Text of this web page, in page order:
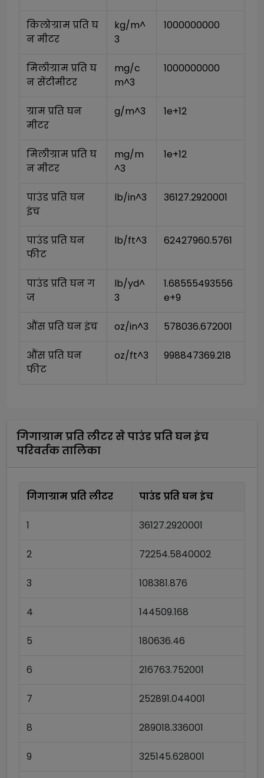
किलोग्राम प्रति घ
न मीटर
kg/m^
3
1000000000
मिलीग्राम प्रति घ
न सेंटीमीटर
mg/c
m^3
1000000000
ग्राम प्रति घन
मीटर
g/m^3 1e+12
मिलीग्राम प्रति घ
न मीटर
mg/m
^3
1e+12
पाउंड प्रति घन
इंच
lb/in^3 36127.2920001
पाउंड प्रति घन
फीट
lb/ft^3 62427960.5761
पाउंड प्रति घन ग
ज
lb/yd^
3
1.68555493556
e+9
औंस प्रति घन इंच oz/in^3 578036.672001
औंस प्रति घन
फीट
oz/ft^3 998847369.218
गिगाग्राम प्रति लीटरसेपाउंड प्रति घन इंच
परिवर्तक तालिका
गिगाग्राम प्रति लीटर पाउंड प्रति घन इंच
1 36127.2920001
2 72254.5840002
3 108381.876
4 144509.168
5 180636.46
6 216763.752001
7 252891.044001
8 289018.336001
9 325145.628001